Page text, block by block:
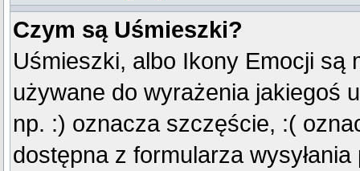
Czym są Uśmieszki?
Uśmieszki, albo Ikony Emocji są
używane do wyrażenia jakiegoś
np. :) oznacza szczęście, :(
dostępna z formularza